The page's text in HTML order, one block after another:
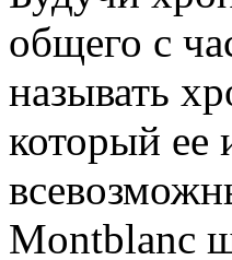
общего с
называть
который ее
Montblanc